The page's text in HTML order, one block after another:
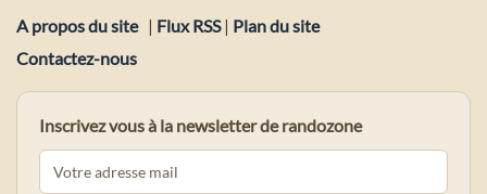
A propos du site | Flux RSS| Plan du site
Contactez-nous
Inscrivez vous à la newsletter de randozone